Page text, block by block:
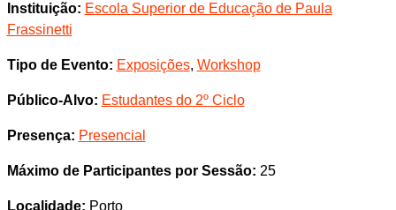
Instituição: Escola Superior de Educação de Paula
Frassinetti
Tipo de Evento: Exposições, Workshop
Público-Alvo: Estudantes do 2º Ciclo
Presença: Presencial
Máximo de Participantes por Sessão: 25
Localidade: Porto